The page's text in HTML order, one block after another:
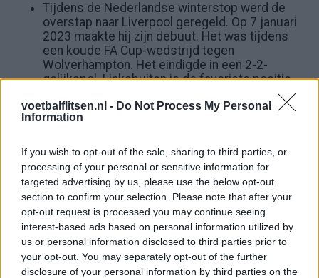
voetbalflitsen.nl - Do Not Process My Personal
Information
If you wish to opt-out of the sale, sharing to third parties, or
processing of your personal or sensitive information for
targeted advertising by us, please use the below opt-out
section to confirm your selection. Please note that after your
opt-out request is processed you may continue seeing
interest-based ads based on personal information utilized by
us or personal information disclosed to third parties prior to
your opt-out. You may separately opt-out of the further
disclosure of your personal information by third parties on the
Tijdens de Nederlandse winterstop werd de
overstap naar Liverpool geregeld. Op 7 januari
2023 maakte hij zijn debuut. Het was tijdens
een koude FA Cup-wedstrijd tegen
Wolverhampton. Het eindigde in een 2-2-
gelijkspel. Linksbuiten is de favoriete positie
van Gakpo, toch werd hij vaak in de spits gezet
en soms zelfs op het middenveld. In 2024
pakte hij met The Reds wel de eerste prijs.
goal van Virgil van Dijk met 1-0 verslagen.
Misschien maakt hij onder de nieuwe trainer
Arne Slot nog meer minuten.
In zijn tweede seizoen gaat het nog beter.
Ondanks een blessure is Gakpo erg belangrijk
bij het winnen van de Premier League!
Tekst gaat verder onder de video